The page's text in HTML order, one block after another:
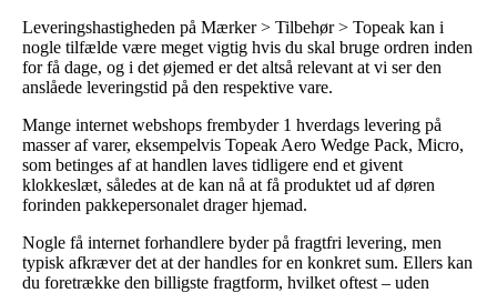
Leveringshastigheden på Mærker > Tilbehør > Topeak kan i
nogle tilfælde være meget vigtig hvis du skal bruge ordren inden
for få dage, og i det øjemed er det altså relevant at vi ser den
anslåede leveringstid på den respektive vare.
Mange internet webshops frembyder 1 hverdags levering på
masser af varer, eksempelvis Topeak Aero Wedge Pack, Micro,
som betinges af at handlen laves tidligere end et givent
klokkeslæt, således at de kan nå at få produktet ud af døren
forinden pakkepersonalet drager hjemad.
Nogle få internet forhandlere byder på fragtfri levering, men
typisk afkræver det at der handles for en konkret sum. Ellers kan
du foretrække den billigste fragtform, hvilket oftest – uden